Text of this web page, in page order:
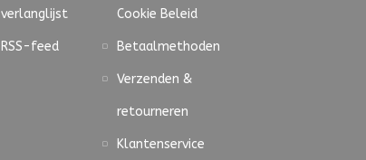
verlanglijst
RSS-feed
Cookie Beleid
Betaalmethoden
Verzenden &
retourneren
Klantenservice